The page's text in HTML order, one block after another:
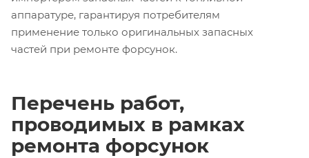
аппаратуре, гарантируя потребителям
применение только оригинальных запасных
частей при ремонте форсунок.
Перечень работ,
проводимых в рамках
ремонта форсунок